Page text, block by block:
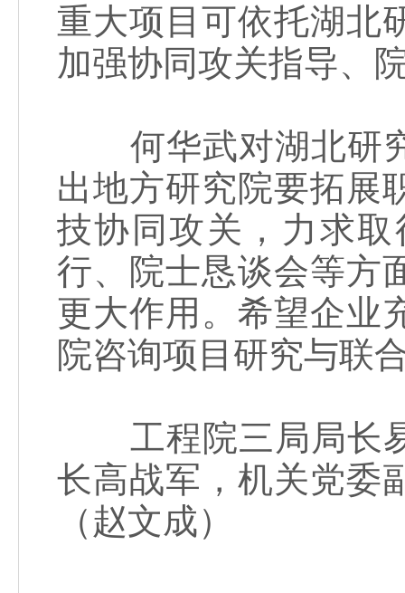
重大项目可依托湖北
加强协同攻关指导、
何华武对湖北研究
出地方研究院要拓展
技协同攻关，力求
行、院士恳谈会等方
更大作用。希望企业
院咨询项目研究与联
工程院三局局长易
长高战军，机关党委
（赵文成）